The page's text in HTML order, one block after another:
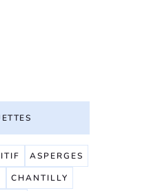
ASPERGES
CHANTILLY